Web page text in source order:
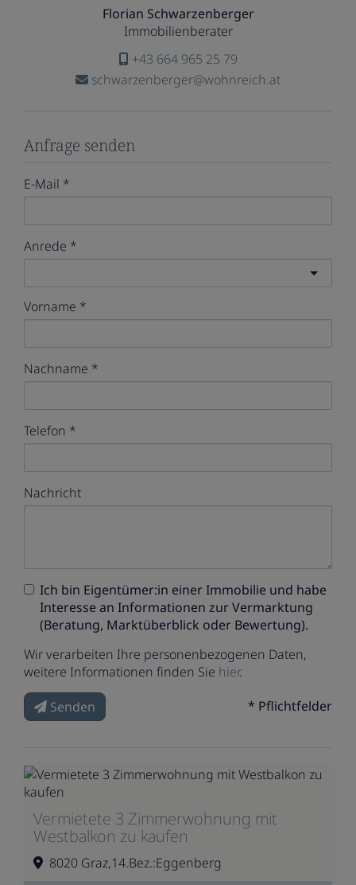
Florian Schwarzenberger
Immobilienberater
+43 664 965 25 79
schwarzenberger@wohnreich.at
Anfrage senden
E-Mail
Anrede
Vorname
Nachname
Telefon
Nachricht
Ich bin Eigentümer:in einer Immobilie und habe
Interesse an Informationen zur Vermarktung
(Beratung, Marktüberblick oder Bewertung).
Wir verarbeiten Ihre personenbezogenen Daten,
weitere Informationen finden Sie hier.
Senden
* Pflichtfelder
Vermietete 3 Zimmerwohnung mit
Westbalkon zu kaufen
8020 Graz,14.Bez.:Eggenberg